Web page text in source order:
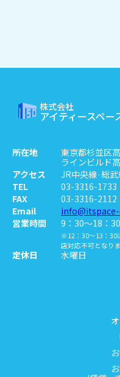
株式会社
アイティースペー
所在地
東京都杉並区
ラインビルド
アクセス
JR中央線·総
TEL
03-3316-1733
FAX
03-3316-2112
Email
営業時間
9：30～18：30
※12：30～13：30
店対応不可となり
定休日 水曜日